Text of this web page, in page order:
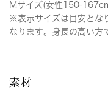
Mサイズ(女性150-
※表示サイズは目安とな
なります。身長の高い方
素材